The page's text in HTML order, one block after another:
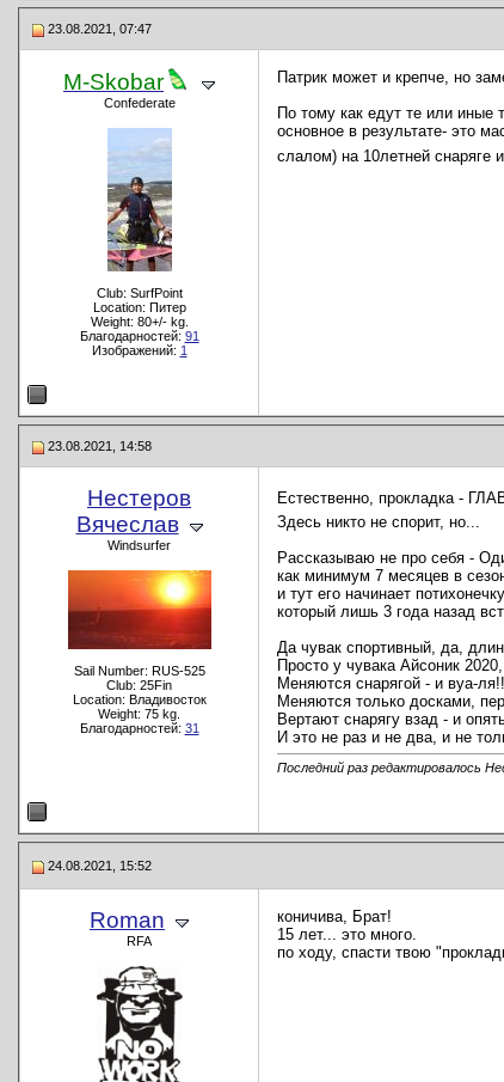
23.08.2021, 07:47
M-Skobar
Confederate
Club: SurfPoint
Location: Питер
Weight: 80+/- kg.
Благодарностей: 91
Изображений: 1
Патрик может и крепче, но
По тому как едут те или иные
основное в результате- это
слалом) на 10летней снаряге
23.08.2021, 14:58
Нестеров
Вячеслав
Windsurfer
Sail Number: RUS-525
Club: 25Fin
Location: Владивосток
Weight: 75 kg.
Благодарностей: 31
Естественно, прокладка -
Здесь никто не спорит, но...
Рассказываю не про себя -
как минимум 7 месяцев в
и тут его начинает
который лишь 3 года назад
Да чувак спортивный, да,
Просто у чувака Айсоник
Меняются снарягой - и вуа-
Меняются только досками,
Вертают снарягу взад - и
И это не раз и не два, и не
Последний раз редактировалось
24.08.2021, 15:52
Roman
RFA
коничива, Брат!
15 лет... это много.
по ходу, спасти твою